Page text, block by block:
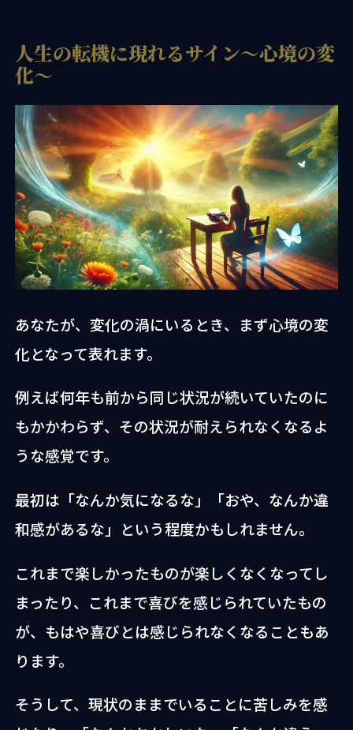
人生の転機に現れるサイン〜心境の変
化〜
あなたが、変化の渦にいるとき、まず心境の変
化となって表れます。
例えば何年も前から同じ状況が続いていたのに
もかかわらず、その状況が耐えられなくなるよ
うな感覚です。
最初は「なんか気になるな」「おや、なんか違
和感があるな」という程度かもしれません。
これまで楽しかったものが楽しくなくなってし
まったり、これまで喜びを感じられていたもの
が、もはや喜びとは感じられなくなることもあ
ります。
そうして、現状のままでいることに苦しみを感